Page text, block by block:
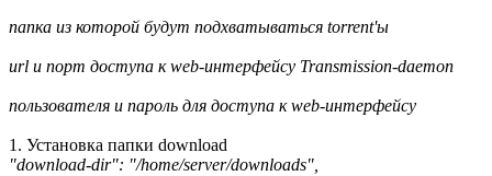
папка из которой будут подхватываться torrent'ы
url и порт доступа к web-интерфейсу Transmission-daemon
пользователя и пароль для доступа к web-интерфейсу
1. Установка папки download
"download-dir": "/home/server/downloads",